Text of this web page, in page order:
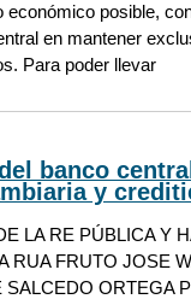
económico posible,
en mantener
Para poder llevar
banco
y
LA RE PÚBLICA Y
RUA FRUTO JOSE
ORTEGA